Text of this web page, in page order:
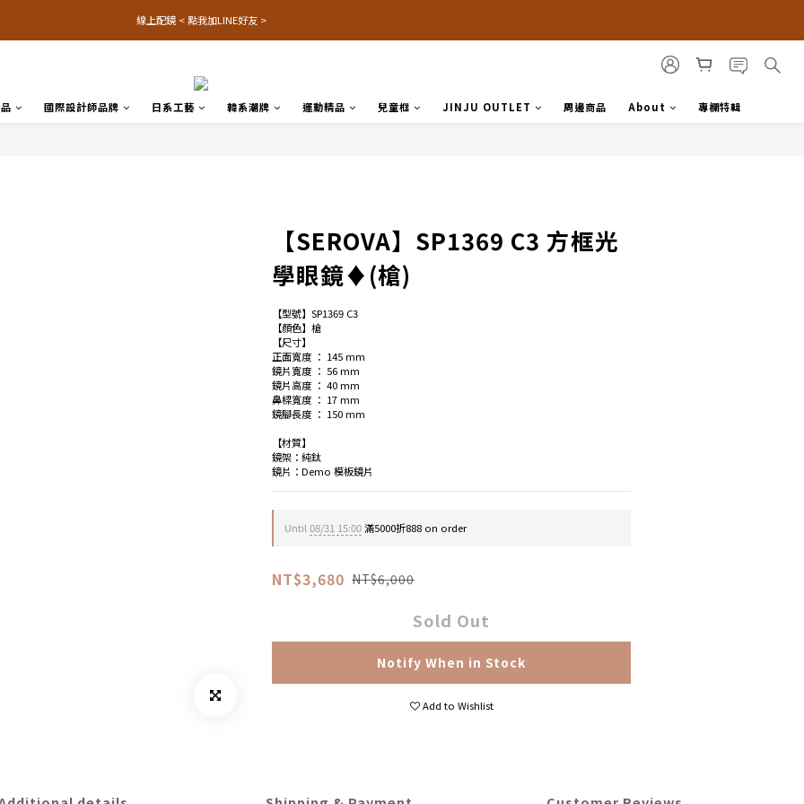
線上配鏡 < 點我加LINE好友 >
國際設計師品牌 日系工藝 韓系潮牌 運動精品 兒童框 JINJU OUTLET 周邊商品 About 專欄特輯
【SEROVA】SP1369 C3 方框光
學眼鏡♦(槍)
【型號】SP1369 C3
【顏色】槍
【尺寸】
正面寬度 ： 145 mm
鏡片寬度 ： 56 mm
鏡片高度 ： 40 mm
鼻樑寬度 ： 17 mm
鏡腳長度 ： 150 mm
【材質】
鏡架：純鈦
鏡片：Demo 模板鏡片
Until 08/31 15:00滿5000折888 on order
NT$3,680 NT$6,000
Sold Out
Notify When in Stock
Add to Wishlist